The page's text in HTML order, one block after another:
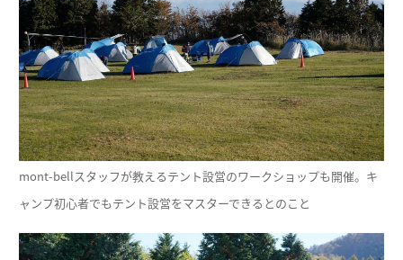
mont-bellスタッフが教えるテント設営のワークショップも開催。キ
ャンプ初心者でもテント設営をマスターできるとのこと